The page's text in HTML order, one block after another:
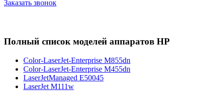
Заказать звонок
Полный список моделей аппаратов HP
Color-LaserJet-Enterprise M855dn
Color-LaserJet-Enterprise M455dn
LaserJetManaged E50045
LaserJet M111w